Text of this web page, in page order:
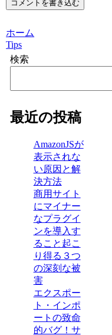
コメントを書き込む
ホーム
Tips
検索
最近の投稿
AmazonJSが
表示されな
い原因と解
決方法
商用サイト
にマイナー
なプラグイ
ンを導入す
ること起こ
り得る３つ
の深刻な被
害
エクスポー
ト・インポ
ートの致命
的バグ！サ